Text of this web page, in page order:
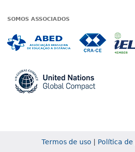
SOMOS ASSOCIADOS
Termos de uso Política